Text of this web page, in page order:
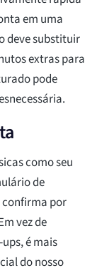
em uma
deve substituir
extras para
pode
como seu
de
confirma por
vez de
é mais
do nosso